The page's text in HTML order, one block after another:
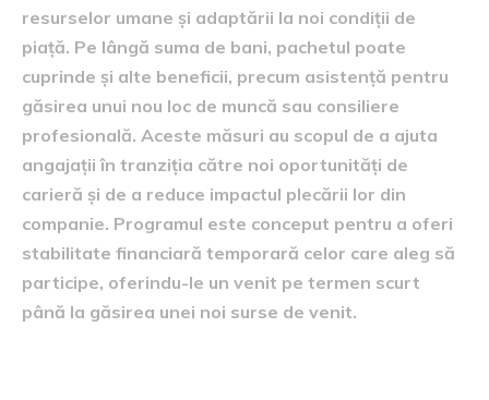
resurselor umane și adaptării la noi condiții de
piață. Pe lângă suma de bani, pachetul poate
cuprinde și alte beneficii, precum asistență pentru
găsirea unui nou loc de muncă sau consiliere
profesională. Aceste măsuri au scopul de a ajuta
angajații în tranziția către noi oportunități de
carieră și de a reduce impactul plecării lor din
companie. Programul este conceput pentru a oferi
stabilitate financiară temporară celor care aleg să
participe, oferindu-le un venit pe termen scurt
până la găsirea unei noi surse de venit.